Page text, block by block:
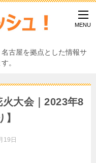
古屋を拠点とした情報サ
。
大会｜2023年8
19日